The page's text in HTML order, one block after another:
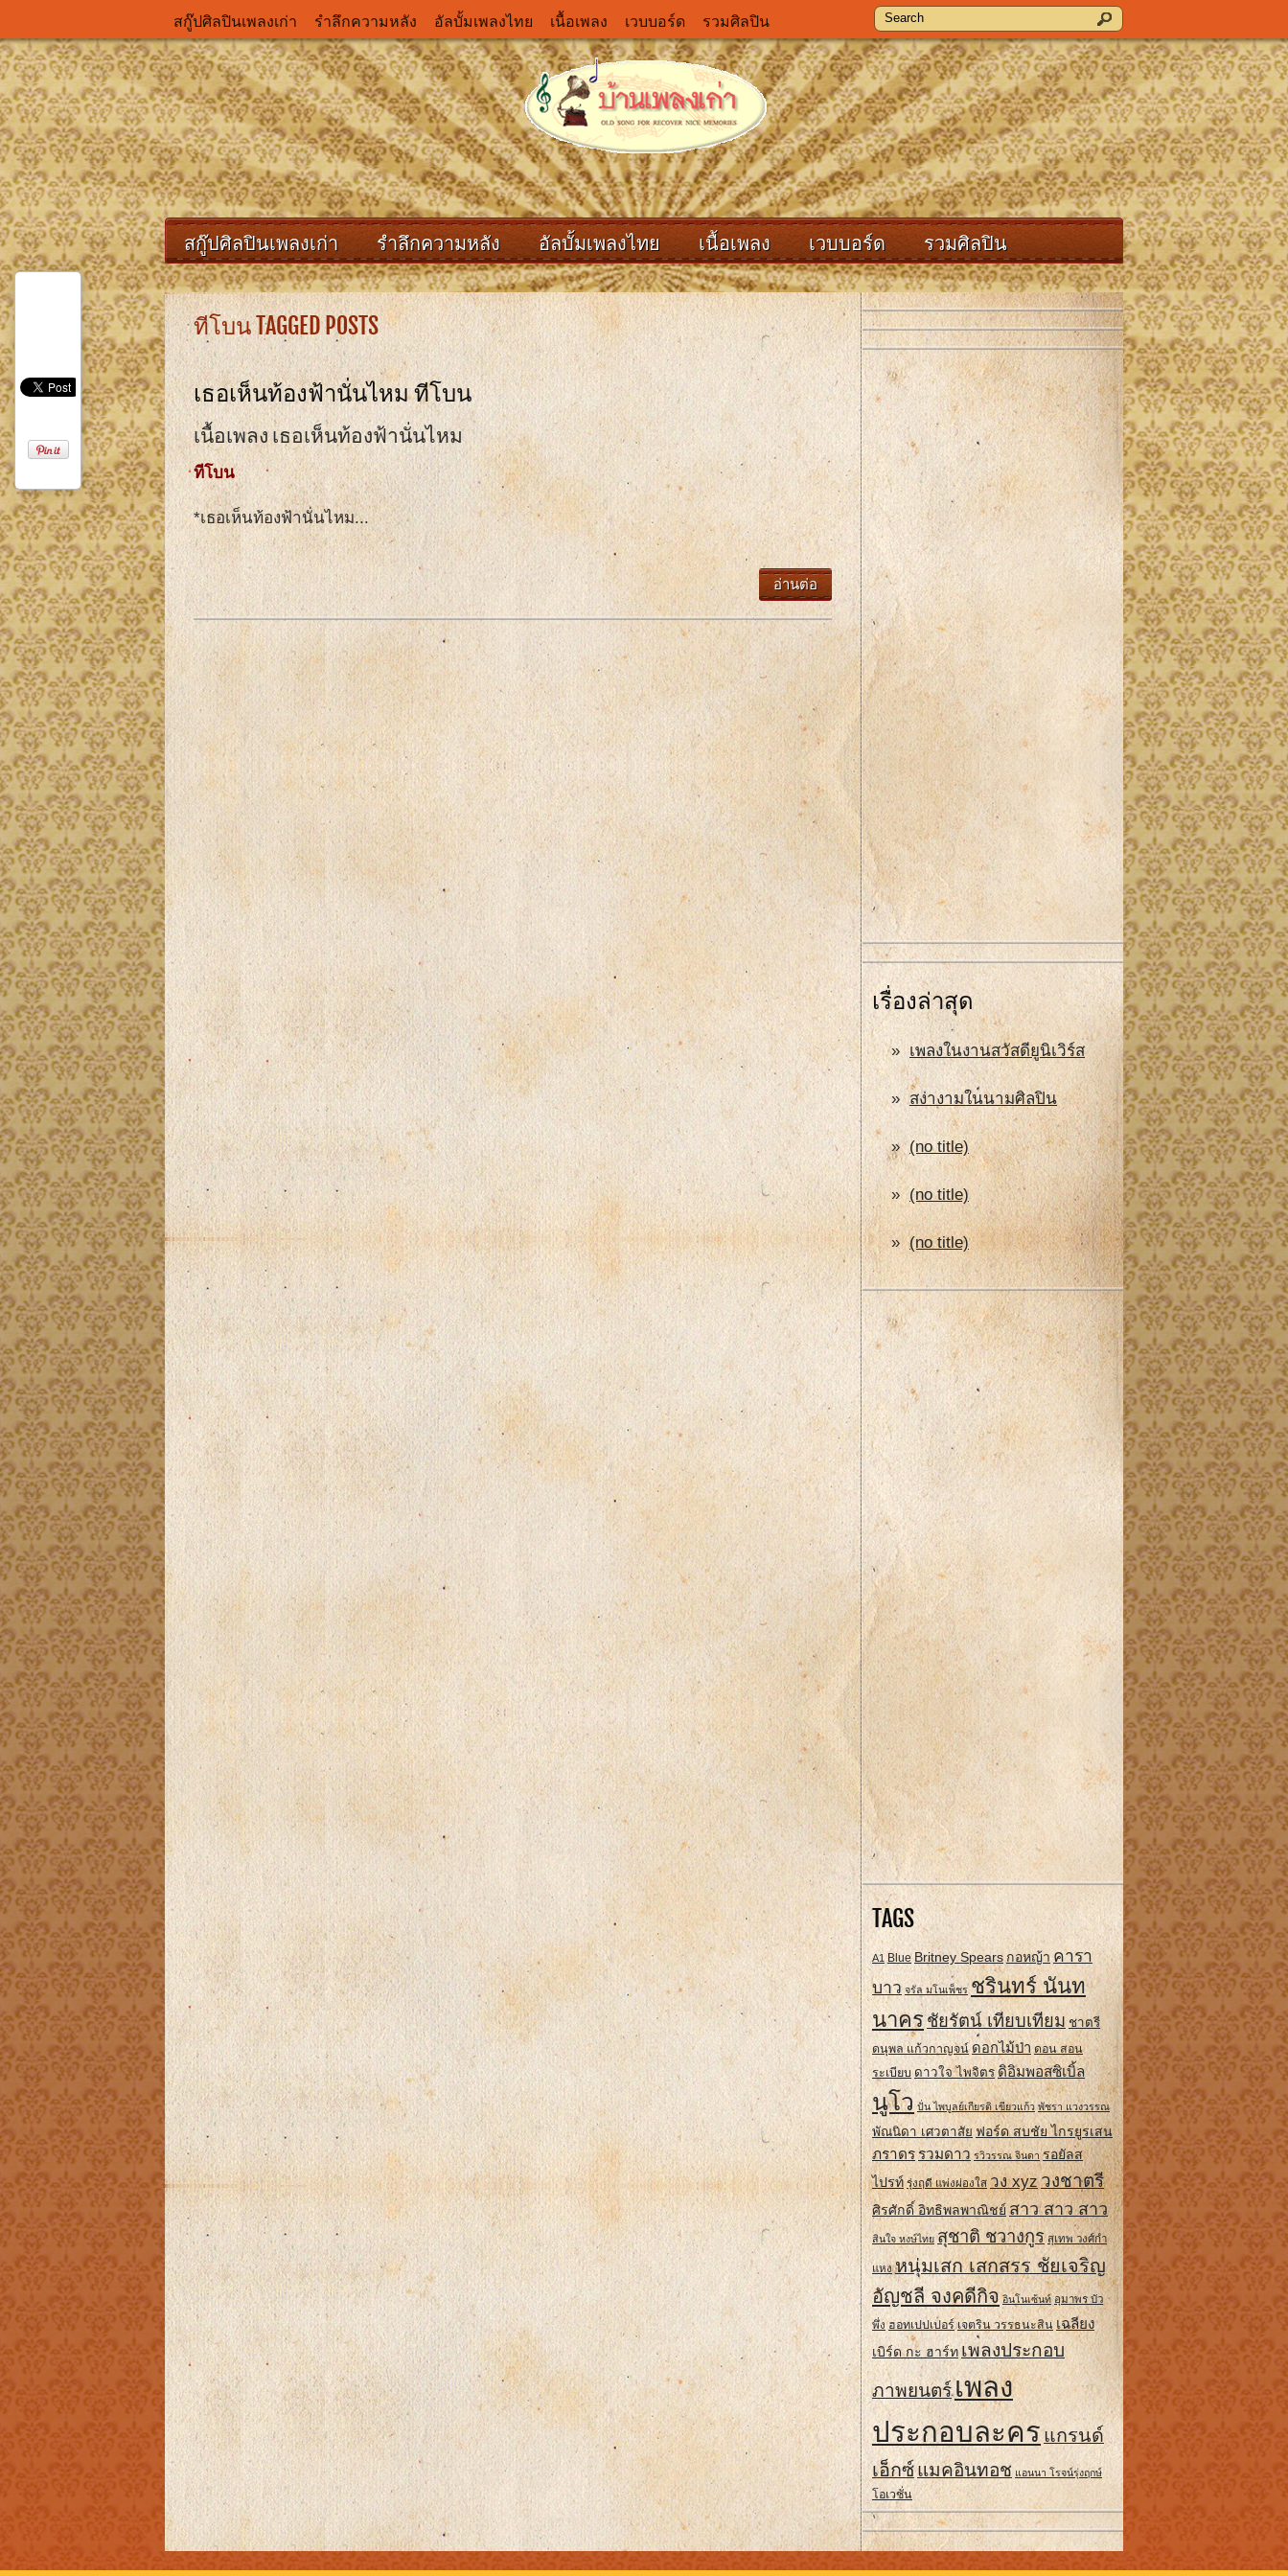
สกู๊ปศิลปินเพลงเก่า รำลึกความหลัง อัลบั้มเพลงไทย เนื้อเพลง เวบบอร์ด รวมศิลปิน
สกู๊ปศิลปินเพลงเก่า รำลึกความหลัง อัลบั้มเพลงไทย เนื้อเพลง เวบบอร์ด รวมศิลปิน
เรื่องล่าสุด
เพลงในงานสวัสดียูนิเวิร์ส
สง่างามในนามศิลปิน
(no title)
(no title)
(no title)
TAGS
A1 Blue Britney Spears กอหญ้า คารา
บาว จรัล มโนเพ็ชร ชรินทร์ นันท
นาคร ชัยรัตน์ เทียบเทียม ชาตรี
ดนุพล แก้วกาญจน์ ดอกไม้ป่า ดอน สอน
ระเบียบ ดาวใจ ไพจิตร ดิอิมพอสซิเบิ้ล
นูโว ปั่น ไพบูลย์เกียรติ เขียวแก้ว พัชรา แวงวรรณ
พัณนิดา เศวตาสัย ฟอร์ด สบชัย ไกรยูรเสน
ภราดรรวมดาว รวิวรรณ จินดา รอยัลส
ไปรท์ รุ่งฤดี แพ่งผ่องใส วง xyzวงชาตรี
ศิรศักดิ์ อิทธิพลพาณิชย์ สาว สาว สาว
สินใจ หงษ์ไทย สุชาติ ชวางกูร สุเทพ วงศ์กํา
แหง หนุ่มเสก เสกสรร ชัยเจริญ
อัญชลี จงคดีกิจ อินโนเซ้นท์ อุมาพร บัว
พึ่ง ฮอทเปปเปอร์ เจตริน วรรธนะสิน เฉลียง
เบิร์ด กะ ฮาร์ทเพลงประกอบ
ภาพยนตร์เพลง
ประกอบละครแกรนด์
เอ็กซ์แมคอินทอช แอนนา โรจน์รุ่งฤกษ์
โอเวชั่น
ทีโบน TAGGED POSTS
เธอเห็นท้องฟ้านั่นไหม ทีโบน
เนื้อเพลง เธอเห็นท้องฟ้านั่นไหม
ทีโบน
*เธอเห็นท้องฟ้านั่นไหม...
อ่านต่อ